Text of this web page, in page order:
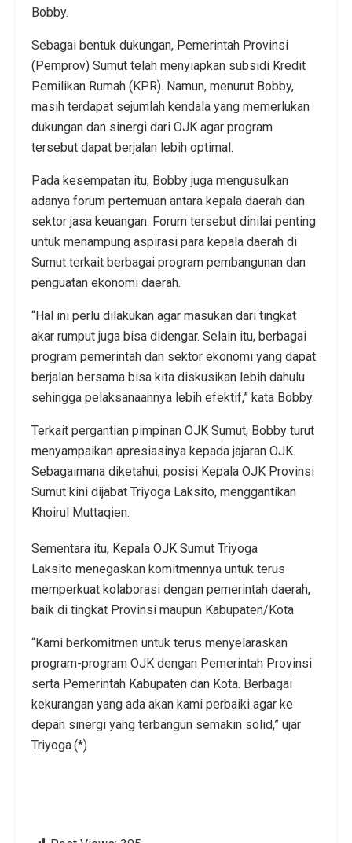
Bobby.
Sebagai bentuk dukungan, Pemerintah Provinsi
(Pemprov) Sumut telah menyiapkan subsidi Kredit
Pemilikan Rumah (KPR). Namun, menurut Bobby,
masih terdapat sejumlah kendala yang memerlukan
dukungan dan sinergi dari OJK agar program
tersebut dapat berjalan lebih optimal.
Pada kesempatan itu, Bobby juga mengusulkan
adanya forum pertemuan antara kepala daerah dan
sektor jasa keuangan. Forum tersebut dinilai penting
untuk menampung aspirasi para kepala daerah di
Sumut terkait berbagai program pembangunan dan
penguatan ekonomi daerah.
“Hal ini perlu dilakukan agar masukan dari tingkat
akar rumput juga bisa didengar. Selain itu, berbagai
program pemerintah dan sektor ekonomi yang dapat
berjalan bersama bisa kita diskusikan lebih dahulu
sehingga pelaksanaannya lebih efektif,” kata Bobby.
Terkait pergantian pimpinan OJK Sumut, Bobby turut
menyampaikan apresiasinya kepada jajaran OJK.
Sebagaimana diketahui, posisi Kepala OJK Provinsi
Sumut kini dijabat Triyoga Laksito, menggantikan
Khoirul Muttaqien.
Sementara itu, Kepala OJK Sumut Triyoga
Laksito menegaskan komitmennya untuk terus
memperkuat kolaborasi dengan pemerintah daerah,
baik di tingkat Provinsi maupun Kabupaten/Kota.
“Kami berkomitmen untuk terus menyelaraskan
program-program OJK dengan Pemerintah Provinsi
serta Pemerintah Kabupaten dan Kota. Berbagai
kekurangan yang ada akan kami perbaiki agar ke
depan sinergi yang terbangun semakin solid,” ujar
Triyoga.(*)